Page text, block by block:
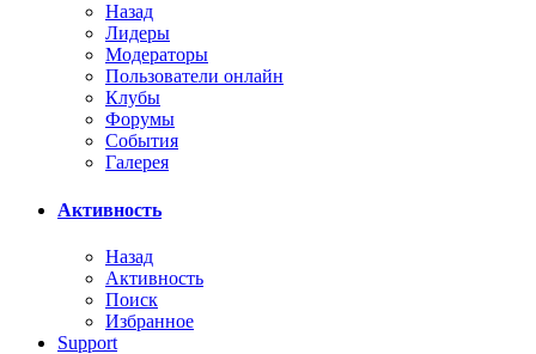
Назад
Лидеры
Модераторы
Пользователи онлайн
Клубы
Форумы
События
Галерея
Активность
Назад
Активность
Поиск
Избранное
Support